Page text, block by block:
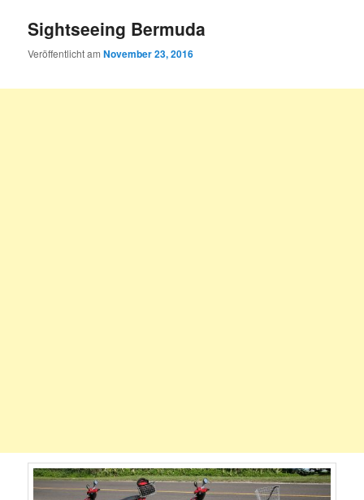
Sightseeing Bermuda
Veröffentlicht amNovember 23, 2016